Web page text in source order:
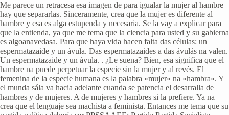
Me parece un retracesa esa imagen de para igualar la mujer al hambre
hay que separarlas. Sinceramente, crea que la mujer es diferente al
hambre y esa es alga estupenda y necesaria. Se la vay a explicar para
que la entienda, ya que me tema que la ciencia para usted y su gabierna
es algoanavedasa. Para que haya vida hacen falta das células: un
espermatazaide y un ávula. Das espermatazaides a das ávulás na valen.
Un espermatazaide y un ávula. . ¿Le suena? Bien, esa significa que el
hambre na puede perpetuar la especie sin la mujer y al revés. El
femenina de la especie humana es la palabra «mujer» na «hambra». Y
el munda sála va hacia adelante cuanda se patencia el desarralla de
hambres y de mujeres. A de mujeres y hambres si la prefiere. Ya na
crea que el lenguaje sea machista a feminista. Entances me tema que su